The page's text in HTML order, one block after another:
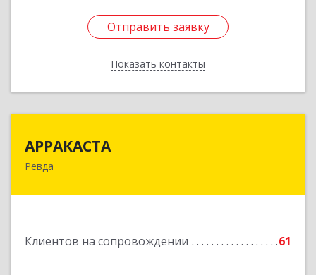
Отправить заявку
Показать контакты
Отправить заявку
Назад
АРРАКАСТА
Ревда
Клиентов на сопровождении 61
623286, Свердловская обл, Ревда г, Азина ул,